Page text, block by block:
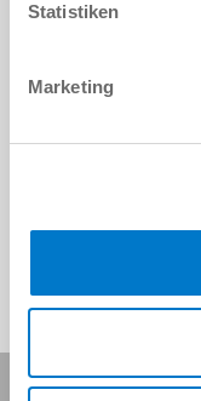
Statistiken
Marketing